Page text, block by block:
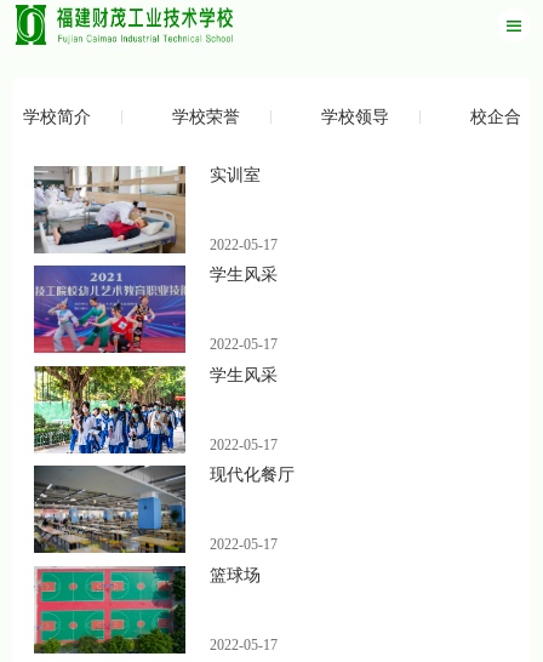
学校简介 学校荣誉 学校领导 校企合作
实训室
2022-05-17
学生风采
2022-05-17
学生风采
2022-05-17
现代化餐厅
2022-05-17
篮球场
2022-05-17